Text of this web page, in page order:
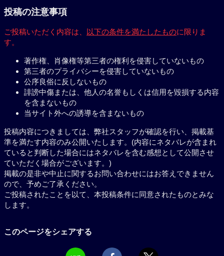
投稿の注意事項
ご投稿いただく内容は、 以下の条件を満たしたものに限りま
す。
著作権、肖像権等第三者の権利を侵害していないもの
第三者のプライバシーを侵害していないもの
公序良俗に反しないもの
誹謗中傷または、他人の名誉もしくは信用を毀損する内容
を含まないもの
当サイト外への誘導を含まないもの
投稿内容につきましては、弊社スタッフが確認を行い、掲載基
準を満たす内容のみ公開いたします。(内容にネタバレが含まれ
ていると判断した場合にはネタバレを含む感想として公開させ
ていただく場合がございます。)
掲載の是非や中止に関するお問い合わせにはお答えできません
ので、予めご了承ください。
ご投稿されたことを以て、本投稿条件に同意されたものとみな
します。
このページをシェアする